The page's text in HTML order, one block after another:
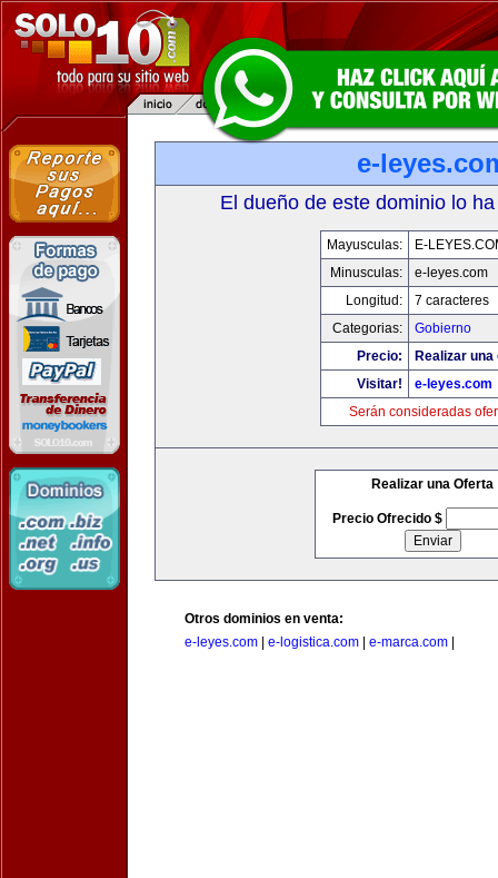
e-
El dueño de este dominio lo
Mayusculas:
E-
Minusculas:
e-leyes.com
Longitud:
7 caracteres
Categorias:
Gobierno
Precio:
Realizar
Visitar!
e-leyes.com
Serán consideradas
Realizar una Oferta
Precio Ofrecido $
Otros dominios en venta:
e-leyes.com
e-logistica.com e-marca.com